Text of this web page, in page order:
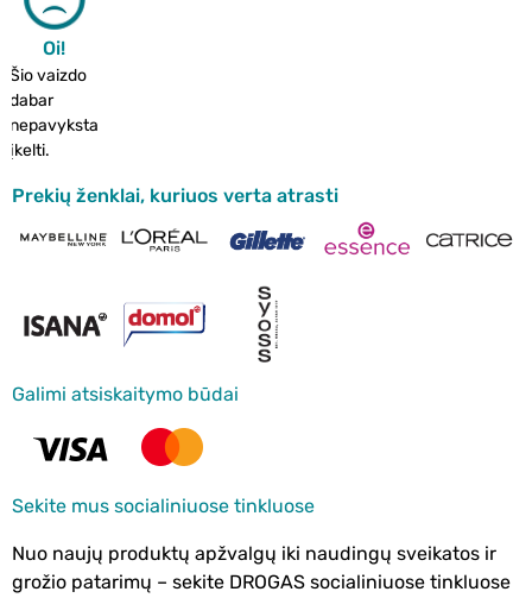
Oi!
Šio vaizdo
dabar
nepavyksta
įkelti.
Prekių ženklai, kuriuos verta atrasti
Galimi atsiskaitymo būdai
Sekite mus socialiniuose tinkluose
Nuo naujų produktų apžvalgų iki naudingų sveikatos ir
grožio patarimų – sekite DROGAS socialiniuose tinkluose